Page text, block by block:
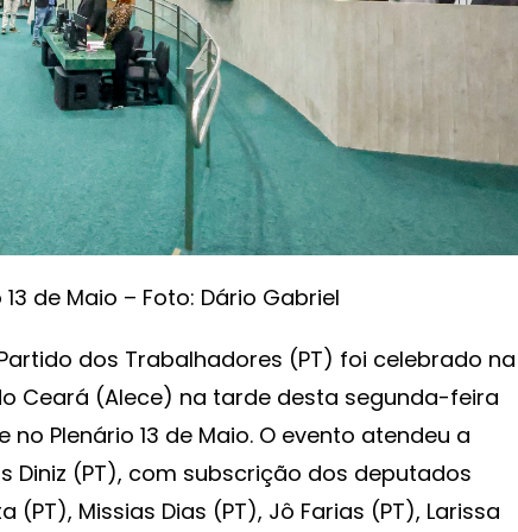
de Maio – Foto: Dário Gabriel
dos Trabalhadores (PT) foi celebrado na
Ceará (Alece) na tarde desta segunda-feira
Plenário 13 de Maio. O evento atendeu a
Diniz (PT), com subscrição dos deputados
(PT), Missias Dias (PT), Jô Farias (PT), Larissa